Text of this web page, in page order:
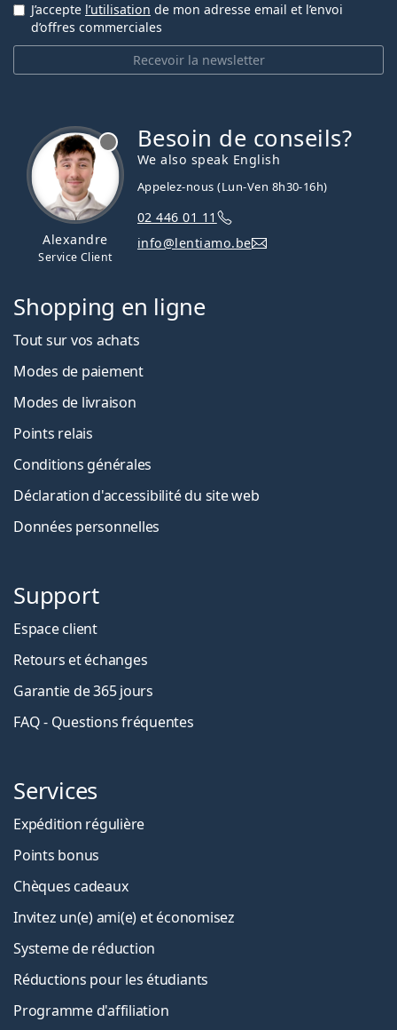
Recevoir la newsletter
J’accepte l’utilisation de mon adresse email et l’envoi
d’offres commerciales
Alexandre
Service Client
Besoin de conseils?
We also speak English
Appelez-nous (Lun-Ven 8h30-16h)
02 446 01 11
info@lentiamo.be
Shopping en ligne
Tout sur vos achats
Modes de paiement
Modes de livraison
Points relais
Conditions générales
Déclaration d'accessibilité du site web
Données personnelles
Support
Espace client
Retours et échanges
Garantie de 365 jours
FAQ - Questions fréquentes
Services
Expédition régulière
Points bonus
Chèques cadeaux
Invitez un(e) ami(e) et économisez
Systeme de réduction
Réductions pour les étudiants
Programme d'affiliation